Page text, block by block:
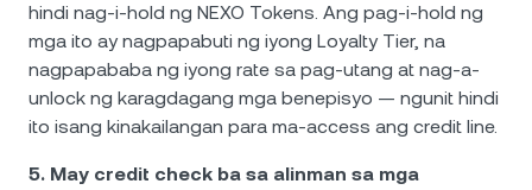
hindi nag-i-hold ng NEXO Tokens. Ang pag-i-hold ng
mga ito ay nagpapabuti ng iyong Loyalty Tier, na
nagpapababa ng iyong rate sa pag-utang at nag-a-
unlock ng karagdagang mga benepisyo — ngunit hindi
ito isang kinakailangan para ma-access ang credit line.
5. May credit check ba sa alinman sa mga